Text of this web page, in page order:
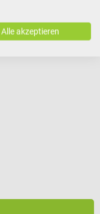
Alle akzeptieren